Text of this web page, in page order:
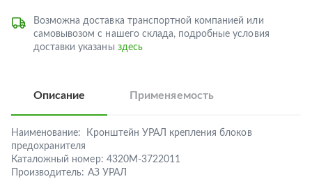
Возможна доставка транспортной компанией или
самовывозом с нашего склада, подробные условия
доставки указаны здесь
Описание Применяемость
Наименование:
Кронштейн УРАЛ крепления блоков
предохранителя
Каталожный номер: 4320М-3722011
Производитель: АЗ УРАЛ